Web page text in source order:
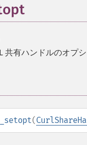
共有ハンドルのオプ
(